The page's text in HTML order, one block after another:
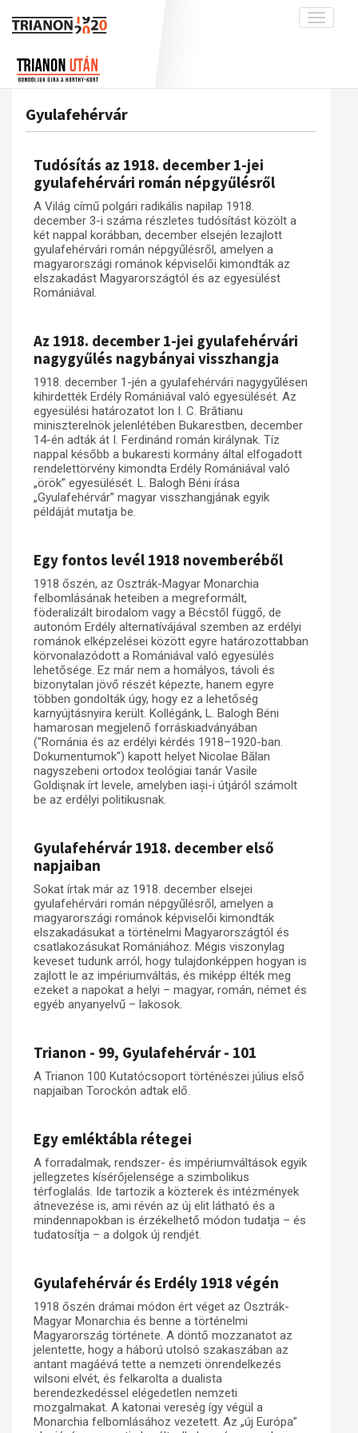
Toggle
A békerendszer megszilárdulása
Galéria
Adatbázis
Emlékművek (feltöltés alatt)
Menekültek
Visszhang
Publikációk
Kapcsolat
A trianoni szerződés
Műhelymunkák
Gyulafehérvár
Tudósítás az 1918. december 1-jei
gyulafehérvári román népgyűlésről
A Világ című polgári radikális napilap 1918.
december 3-i száma részletes tudósítást közölt a
két nappal korábban, december elsején lezajlott
gyulafehérvári román népgyűlésről, amelyen a
magyarországi románok képviselői kimondták az
elszakadást Magyarországtól és az egyesülést
Romániával.
Az 1918. december 1-jei gyulafehérvári
nagygyűlés nagybányai visszhangja
1918. december 1-jén a gyulafehérvári nagygyűlésen
kihirdették Erdély Romániával való egyesülését. Az
egyesülési határozatot Ion I. C. Brătianu
miniszterelnök jelenlétében Bukarestben, december
14-én adták át I. Ferdinánd román királynak. Tíz
nappal később a bukaresti kormány által elfogadott
rendelettörvény kimondta Erdély Romániával való
„örök” egyesülését. L. Balogh Béni írása
„Gyulafehérvár” magyar visszhangjának egyik
példáját mutatja be.
Egy fontos levél 1918 novemberéből
1918 őszén, az Osztrák-Magyar Monarchia
felbomlásának heteiben a megreformált,
föderalizált birodalom vagy a Bécstől függő, de
autonóm Erdély alternatívájával szemben az erdélyi
románok elképzelései között egyre határozottabban
körvonalazódott a Romániával való egyesülés
lehetősége. Ez már nem a homályos, távoli és
bizonytalan jövő részét képezte, hanem egyre
többen gondolták úgy, hogy ez a lehetőség
karnyújtásnyira került. Kollégánk, L. Balogh Béni
hamarosan megjelenő forráskiadványában
("Románia és az erdélyi kérdés 1918–1920-ban.
Dokumentumok") kapott helyet Nicolae Bălan
nagyszebeni ortodox teológiai tanár Vasile
Goldişnak írt levele, amelyben iași-i útjáról számolt
be az erdélyi politikusnak.
Gyulafehérvár 1918. december első
napjaiban
Sokat írtak már az 1918. december elsejei
gyulafehérvári román népgyűlésről, amelyen a
magyarországi románok képviselői kimondták
elszakadásukat a történelmi Magyarországtól és
csatlakozásukat Romániához. Mégis viszonylag
keveset tudunk arról, hogy tulajdonképpen hogyan is
zajlott le az impériumváltás, és miképp élték meg
ezeket a napokat a helyi – magyar, román, német és
egyéb anyanyelvű – lakosok.
Trianon - 99, Gyulafehérvár - 101
A Trianon 100 Kutatócsoport történészei július első
napjaiban Torockón adtak elő.
Egy emléktábla rétegei
A forradalmak, rendszer- és impériumváltások egyik
jellegzetes kísérőjelensége a szimbolikus
térfoglalás. Ide tartozik a közterek és intézmények
átnevezése is, ami révén az új elit látható és a
mindennapokban is érzékelhető módon tudatja – és
tudatosítja – a dolgok új rendjét.
Gyulafehérvár és Erdély 1918 végén
1918 őszén drámai módon ért véget az Osztrák-
Magyar Monarchia és benne a történelmi
Magyarország története. A döntő mozzanatot az
jelentette, hogy a háború utolsó szakaszában az
antant magáévá tette a nemzeti önrendelkezés
wilsoni elvét, és felkarolta a dualista
berendezkedéssel elégedetlen nemzeti
mozgalmakat. A katonai vereség így végül a
Monarchia felbomlásához vezetett. Az „új Európa”